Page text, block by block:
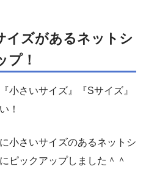
イズがあるネットシ
プ！
小さいサイズ』『Sサイズ』
！
小さいサイズのあるネットシ
ピックアップしました＾＾